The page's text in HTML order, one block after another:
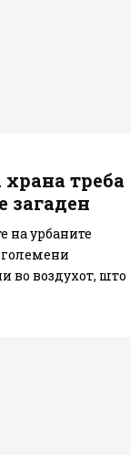
храна треба
загаден
на урбаните
во воздухот, што